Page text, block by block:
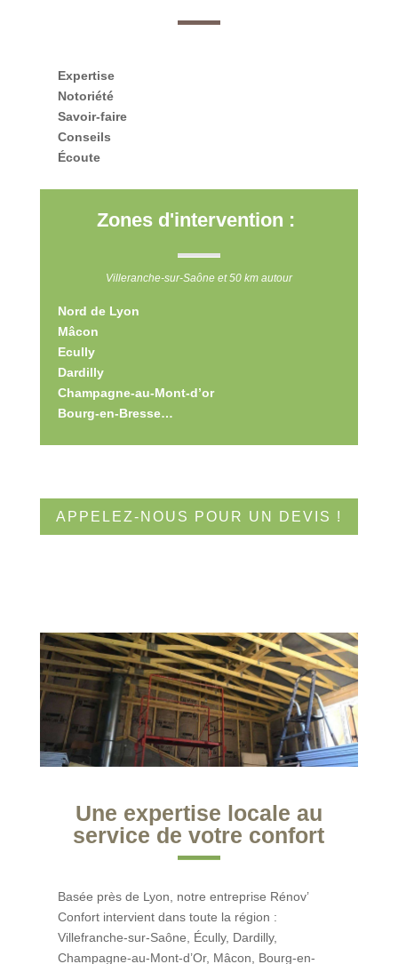
Expertise
Notoriété
Savoir-faire
Conseils
Écoute
Zones d'intervention :
Villeranche-sur-Saône et 50 km autour
Nord de Lyon
Mâcon
Ecully
Dardilly
Champagne-au-Mont-d’or
Bourg-en-Bresse…
APPELEZ-NOUS POUR UN DEVIS !
Une expertise locale au
service de votre confort
Basée près de Lyon, notre entreprise Rénov’
Confort intervient dans toute la région :
Villefranche-sur-Saône, Écully, Dardilly,
Champagne-au-Mont-d’Or, Mâcon, Bourg-en-